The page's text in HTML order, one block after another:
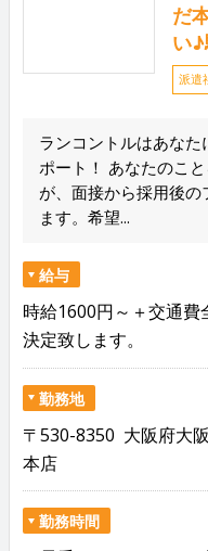
だ
い
派遣
ランコントルはあな
ポート！ あなたのこ
が、面接から採用後
ます。希望...
給与
時給1600円～＋交通費
決定致します。
勤務地
〒530-8350 大阪府大
本店
勤務時間